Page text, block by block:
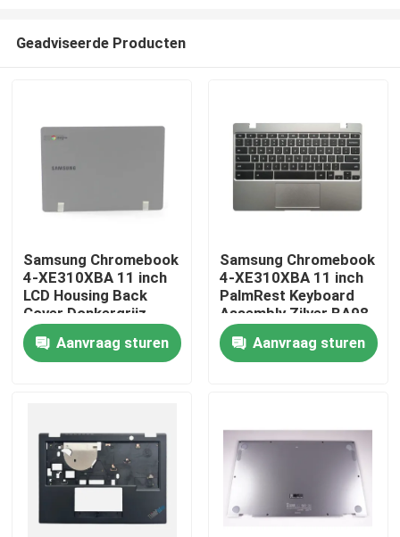
Over ons
Contacten
Geadviseerde Producten
Samsung Chromebook
4-XE310XBA 11 inch
LCD Housing Back
Cover Donkergrijz
BA98-01974B
Aanvraag sturen
Samsung Chromebook
4-XE310XBA 11 inch
PalmRest Keyboard
Assembly Zilver BA98-
01976A BA61-03989A
Aanvraag sturen